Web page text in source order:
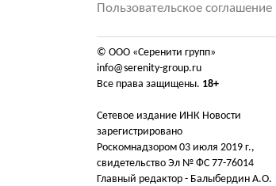
Пользовательское соглашение
© ООО «Серенити групп»
info@serenity-group.ru
Все права защищены. 18+
Сетевое издание ИНК Новости
зарегистрировано
Роскомнадзором 03 июля 2019 г.,
свидетельство Эл № ФС 77-76014
Главный редактор - Балыбердин А.О.